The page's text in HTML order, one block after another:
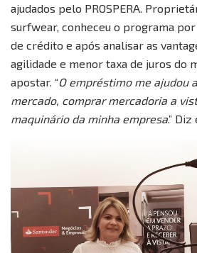
ajudados pelo PROSPERA.
surfwear, conheceu o programa
de crédito e após analisar as
agilidade e menor taxa de juros do
apostar. “O empréstimo me ajudou
mercado, comprar mercadoria a
maquinário da minha empresa.” Diz